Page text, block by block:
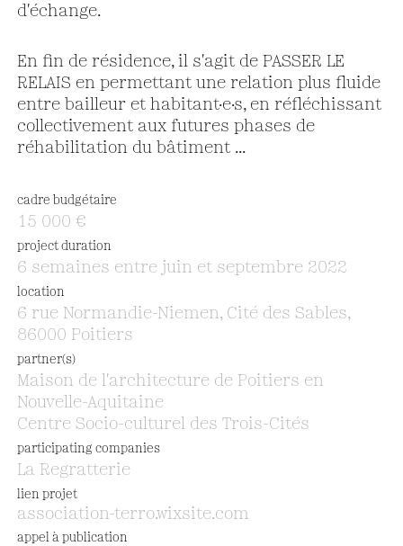
d'échange.
En fin de résidence, il s'agit de PASSER LE
RELAIS en permettant une relation plus fluide
entre bailleur et habitant·e·s, en réfléchissant
collectivement aux futures phases de
réhabilitation du bâtiment ...
cadre budgétaire
15 000 €
project duration
6 semaines entre juin et septembre 2022
location
6 rue Normandie-Niemen, Cité des Sables,
86000 Poitiers
partner(s)
Maison de l'architecture de Poitiers en
Nouvelle-Aquitaine
Centre Socio-culturel des Trois-Cités
participating companies
La Regratterie
lien projet
association-terro.wixsite.com
appel à publication